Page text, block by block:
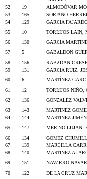
52
19 ALMODÓVAR
53
165 SORIANO
54
129 GARCIA
55
10 TORRIJOS LAIN,
56
130 GARCIA
57
5 GABALDON
58
156 RABADAN
59
131 GARCIA RUIZ,
60
6 MARTÍNEZ
61
12 TORRIJOS NIÑO,
62
136 GONZALEZ
63
143 MARTINEZ
64
144 MARTINEZ
65
147 MERINO LUJAN,
66
134 GOMEZ
67
139 MARCILLA
68
140 MARTINEZ
69
151 NAVARRO
70
122 DE LA CRUZ